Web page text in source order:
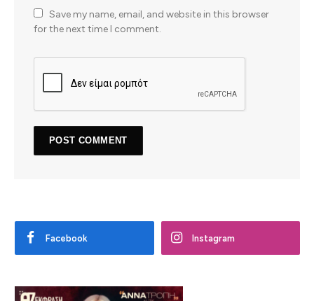
Save my name, email, and website in this browser
for the next time I comment.
Facebook Instagram